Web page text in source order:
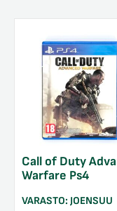
Call of Duty
Warfare Ps4
VARASTO: JOENSUU